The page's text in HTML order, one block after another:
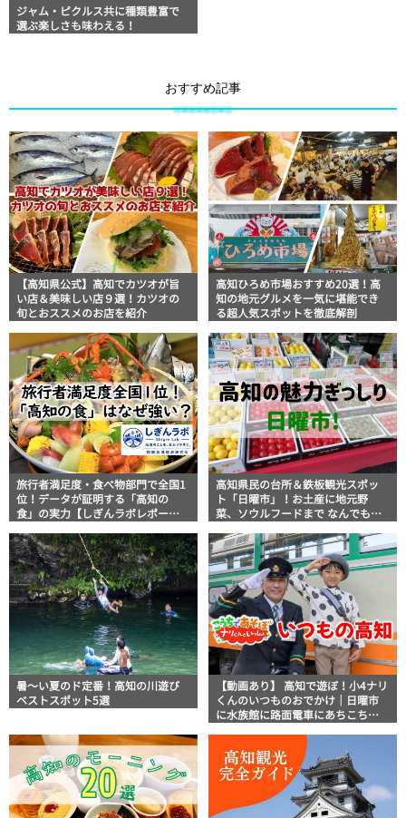
ジャム・ピクルス共に種類豊富で
選ぶ楽しさも味わえる！
おすすめ記事
【高知県公式】高知でカツオが旨
い店＆美味しい店９選！カツオの
旬とおススメのお店を紹介
高知ひろめ市場おすすめ20選！高
知の地元グルメを一気に堪能でき
る超人気スポットを徹底解剖
旅行者満足度・食べ物部門で全国1
位！データが証明する「高知の
食」の実力【しぎんラボレポー
高知県民の台所＆鉄板観光スポッ
ト「日曜市」！お土産に地元野
菜、ソウルフードまで なんでもそ
説！
暑～い夏のド定番！高知の川遊び
ベストスポット5選
【動画あり】 高知で遊ぼ！小4ナリ
くんのいつものおでかけ｜日曜市
に水族館に路面電車にあちこち巡